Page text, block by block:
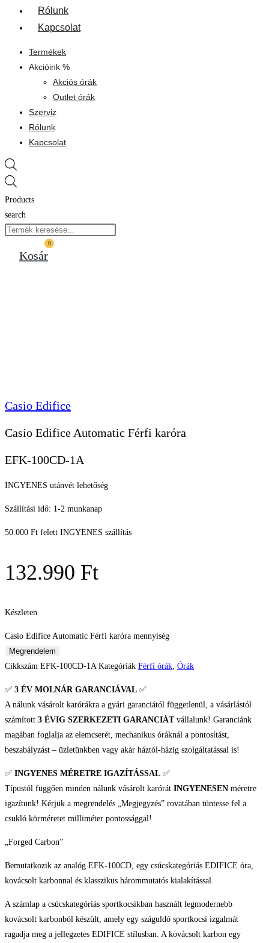
Rólunk
Kapcsolat
Termékek
Akcióink %
Akciós órák
Outlet órák
Szerviz
Rólunk
Kapcsolat
Products
search
0
Kosár
Casio Edifice
Casio Edifice Automatic Férfi karóra
EFK-100CD-1A
INGYENES utánvét lehetőség
Szállítási idő: 1-2 munkanap
50.000 Ft felett INGYENES szállítás
132.990 Ft
Készleten
Casio Edifice Automatic Férfi karóra mennyiség
Megrendelem
Cikkszám EFK-100CD-1A Kategóriák Férfi órák, Órák
✅ 3 ÉV MOLNÁR GARANCIÁVAL ✅
A nálunk vásárolt karórákra a gyári garanciától függetlenül, a vásárlástól
számított 3 ÉVIG SZERKEZETI GARANCIÁTvállalunk! Garanciánk
magában foglalja az elemcserét, mechanikus óráknál a pontosítást,
beszabályzást – üzletünkben vagy akár háztól-házig szolgáltatással is!
✅ INGYENES MÉRETRE IGAZÍTÁSSAL ✅
Típustól függően minden nálunk vásárolt karórát INGYENESEN méretre
igazítunk! Kérjük a megrendelés „Megjegyzés” rovatában tüntesse fel a
csukló körméretet milliméter pontossággal!
„Forged Carbon”
Bemutatkozik az analóg EFK-100CD, egy csúcskategóriás EDIFICE óra,
kovácsolt karbonnal és klasszikus hárommutatós kialakítással.
A számlap a csúcskategóriás sportkocsikban használt legmodernebb
kovácsolt karbonból készült, amely egy száguldó sportkocsi izgalmát
ragadja meg a jellegzetes EDIFICE stílusban. A kovácsolt karbon egy